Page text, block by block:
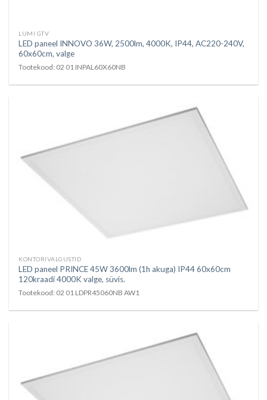
LUMI GTV
LED paneel INNOVO 36W, 2500lm, 4000K, IP44, AC220-240V,
60x60cm, valge
Tootekood: 02 01 INPAL60X60NB
KONTORIVALGUSTID
LED paneel PRINCE 45W 3600lm (1h akuga) IP44 60x60cm
120kraadi 4000K valge, süvis.
Tootekood: 02 01 LDPR45060NB AW1